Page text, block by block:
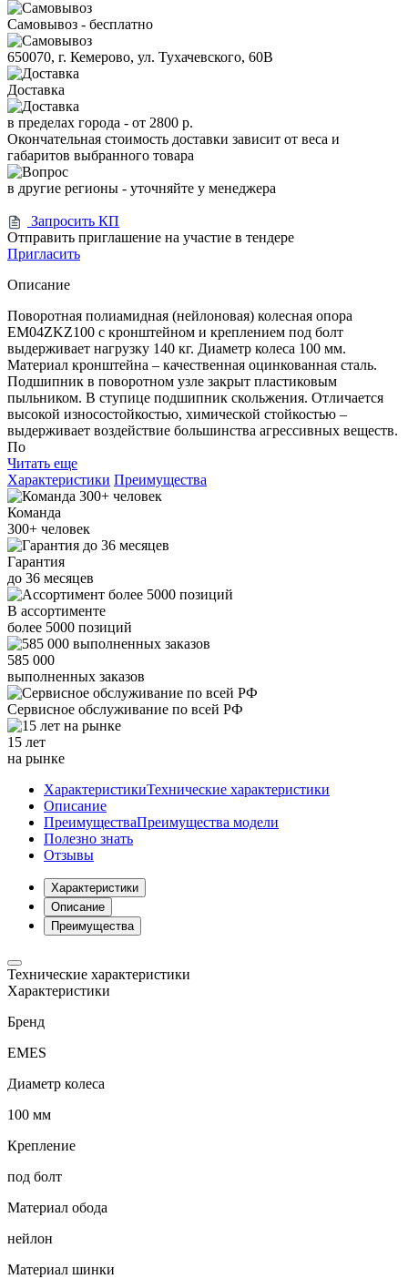
Самовывоз - бесплатно
650070, г. Кемерово, ул. Тухачевского, 60В
Доставка
в пределах города - от 2800 р.
Окончательная стоимость доставки зависит от веса и
габаритов выбранного товара
в другие регионы - уточняйте у менеджера
Запросить КП
Отправить приглашение на участие в тендере
Пригласить
Описание
Поворотная полиамидная (нейлоновая) колесная опора
EM04ZKZ100 с кронштейном и креплением под болт
выдерживает нагрузку 140 кг. Диаметр колеса 100 мм.
Материал кронштейна – качественная оцинкованная сталь.
Подшипник в поворотном узле закрыт пластиковым
пыльником. В ступице подшипник скольжения. Отличается
высокой износостойкостью, химической стойкостью –
выдерживает воздействие большинства агрессивных веществ.
По
Читать еще
Характеристики Преимущества
Команда
300+ человек
Гарантия
до 36 месяцев
В ассортименте
более 5000 позиций
585 000
выполненных заказов
Сервисное обслуживание по всей РФ
15 лет
на рынке
ХарактеристикиТехнические характеристики
Описание
ПреимуществаПреимущества модели
Полезно знать
Отзывы
Характеристики
Описание
Преимущества
Технические характеристики
Характеристики
Бренд
EMES
Диаметр колеса
100 мм
Крепление
под болт
Материал обода
нейлон
Материал шинки